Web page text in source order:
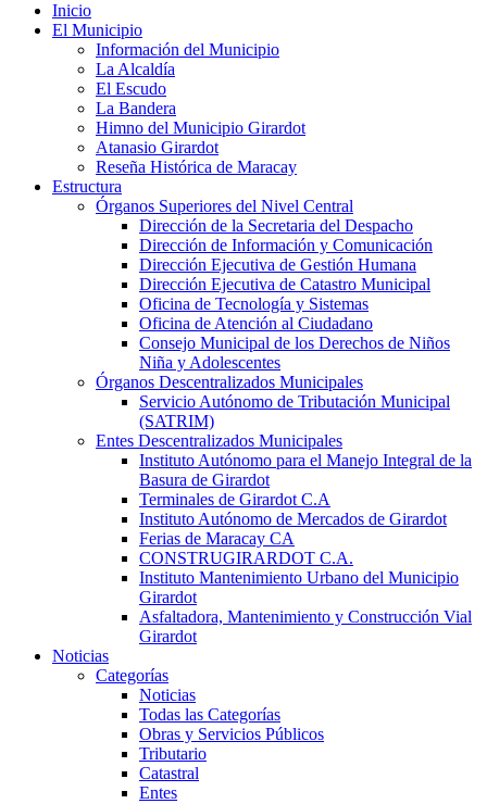
Inicio
El Municipio
Información del Municipio
La Alcaldía
El Escudo
La Bandera
Himno del Municipio Girardot
Atanasio Girardot
Reseña Histórica de Maracay
Estructura
Órganos Superiores del Nivel Central
Dirección de la Secretaria del Despacho
Dirección de Información y Comunicación
Dirección Ejecutiva de Gestión Humana
Dirección Ejecutiva de Catastro Municipal
Oficina de Tecnología y Sistemas
Oficina de Atención al Ciudadano
Consejo Municipal de los Derechos de Niños
Niña y Adolescentes
Órganos Descentralizados Municipales
Servicio Autónomo de Tributación Municipal
(SATRIM)
Entes Descentralizados Municipales
Instituto Autónomo para el Manejo Integral de la
Basura de Girardot
Terminales de Girardot C.A
Instituto Autónomo de Mercados de Girardot
Ferias de Maracay CA
CONSTRUGIRARDOT C.A.
Instituto Mantenimiento Urbano del Municipio
Girardot
Asfaltadora, Mantenimiento y Construcción Vial
Girardot
Noticias
Categorías
Noticias
Todas las Categorías
Obras y Servicios Públicos
Tributario
Catastral
Entes